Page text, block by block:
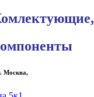
Москва,